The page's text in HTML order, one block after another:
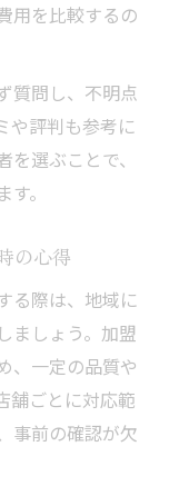
用を比較するの
質問し、不明点
や評判も参考に
選ぶことで、
。
の心得
る際は、地域に
ましょう。加盟
、一定の品質や
舗ごとに対応範
事前の確認が欠